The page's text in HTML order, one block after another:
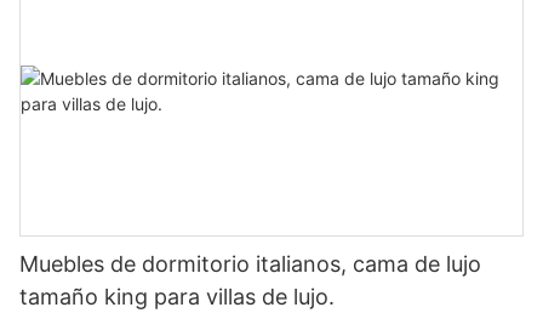
Muebles de dormitorio italianos, cama de lujo
tamaño king para villas de lujo.